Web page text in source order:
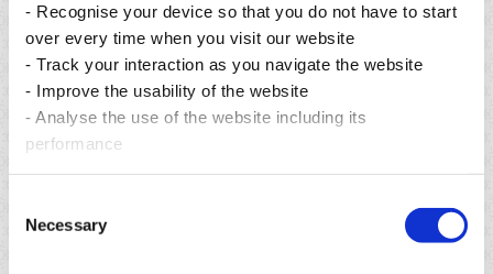
- Recognise your device so that you do not have to start
over every time when you visit our website
- Track your interaction as you navigate the website
- Improve the usability of the website
- Analyse the use of the website including its
performance
Selection
Necessary
From preservation to restoration: building a greener